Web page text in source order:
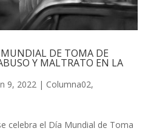
DE TOMA DE
Y MALTRATO EN LA
9, 2022| Columna02,
celebra el Día Mundial de Toma